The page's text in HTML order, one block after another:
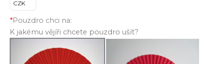
CZK
*Pouzdro chci na:
K jakému vějíři chcete pouzdro ušít?